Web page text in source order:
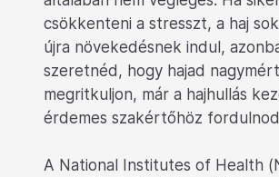
csökkenteni a stresszt, a haj
újra növekedésnek indul,
szeretnéd, hogy hajad
megritkuljon, már a hajhullás
érdemes szakértőhöz
A National Institutes of Health